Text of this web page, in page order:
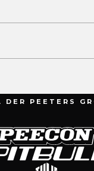
DER PEETERS